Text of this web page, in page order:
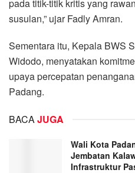
pada titik-titik kritis yang
susulan,” ujar Fadly Amran.
Sementara itu, Kepala BWS
Widodo, menyatakan
upaya percepatan
Padang.
BACAJUGA
Wali Kota
Jembatan
Infrastruktur